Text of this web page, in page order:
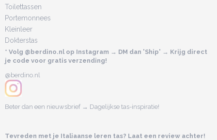
Toilettassen
Portemonnees
Kleinleer
Dokterstas
* Volg @berdino.nl op Instagram → DM dan 'Ship' → Krijg direct
je code voor gratis verzending!
@berdino.nl
Beter dan een nieuwsbrief → Dagelijkse tas-inspiratie!
Tevreden met je Italiaanse leren tas? Laat een review achter!